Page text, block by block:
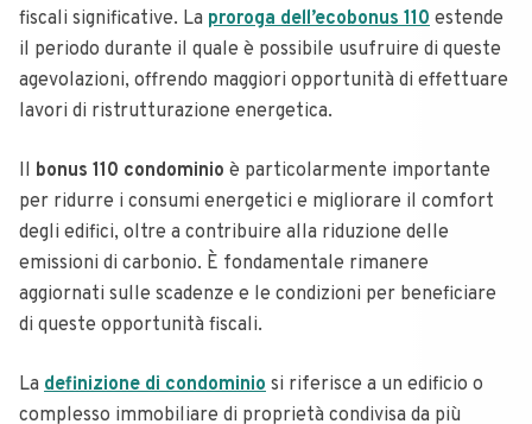
fiscali significative. La proroga dell’ecobonus 110 estende
il periodo durante il quale è possibile usufruire di queste
agevolazioni, offrendo maggiori opportunità di effettuare
lavori di ristrutturazione energetica.
Il bonus 110 condominio è particolarmente importante
per ridurre i consumi energetici e migliorare il comfort
degli edifici, oltre a contribuire alla riduzione delle
emissioni di carbonio. È fondamentale rimanere
aggiornati sulle scadenze e le condizioni per beneficiare
di queste opportunità fiscali.
La definizione di condominio si riferisce a un edificio o
complesso immobiliare di proprietà condivisa da più